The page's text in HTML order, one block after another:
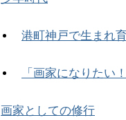
港町神戸で生まれ
「画家になりたい
画家としての修行